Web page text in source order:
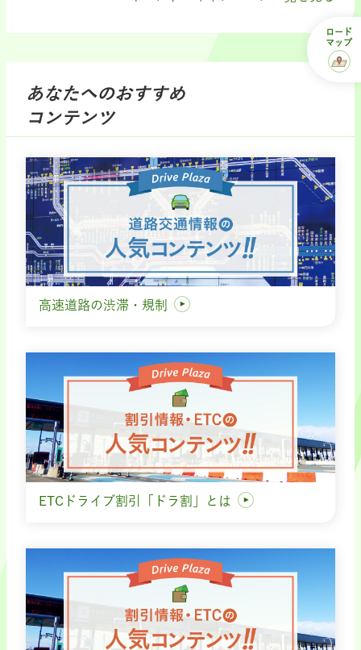
あなたへのおすすめ
コンテンツ
高速道路の渋滞・規制
ETCドライブ割引「ドラ割」とは
ロード
マップ